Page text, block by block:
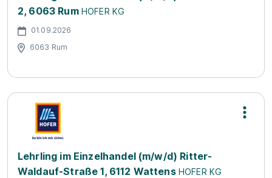
2, 6063 Rum HOFER KG
01.09.2026
6063 Rum
Lehrling im Einzelhandel (m/w/d) Ritter-
Waldauf-Straße 1, 6112 Wattens HOFER KG